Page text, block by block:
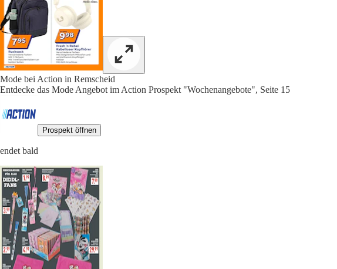
Mode bei Action in Remscheid
Entdecke das Mode Angebot im Action Prospekt "Wochenangebote", Seite 15
Prospekt öffnen
endet bald